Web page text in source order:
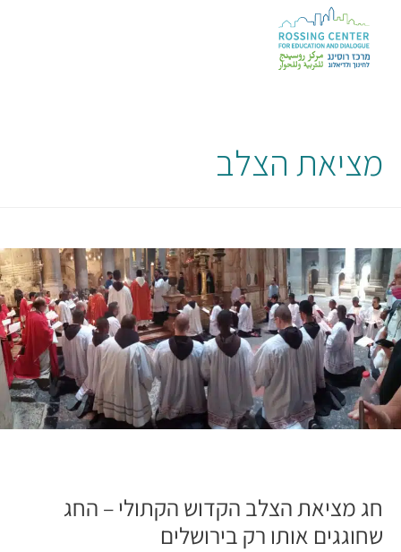
מציאת הצלב
חג מציאת הצלב הקדוש הקתולי – החג
שחוגגים אותו רק בירושלים